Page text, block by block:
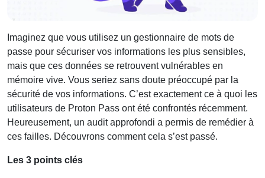
Imaginez que vous utilisez un gestionnaire de mots de
passe pour sécuriser vos informations les plus sensibles,
mais que ces données se retrouvent vulnérables en
mémoire vive. Vous seriez sans doute préoccupé par la
sécurité de vos informations. C’est exactement ce à quoi les
utilisateurs de Proton Pass ont été confrontés récemment.
Heureusement, un audit approfondi a permis de remédier à
ces failles. Découvrons comment cela s’est passé.
Les 3 points clés